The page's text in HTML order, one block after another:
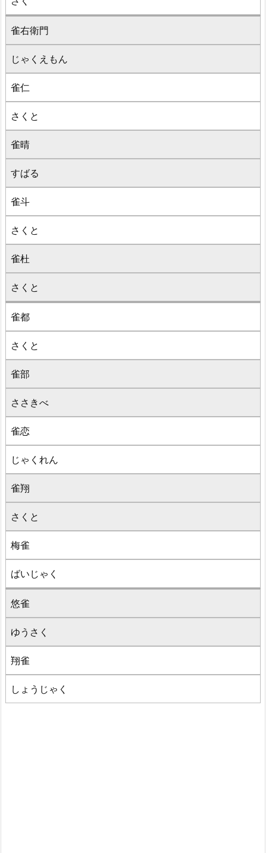
雀右衛門
じゃくえもん
雀仁
さくと
雀晴
すばる
雀斗
さくと
雀杜
さくと
雀都
さくと
雀部
ささきべ
雀恋
じゃくれん
雀翔
さくと
梅雀
ばいじゃく
悠雀
ゆうさく
翔雀
しょうじゃく